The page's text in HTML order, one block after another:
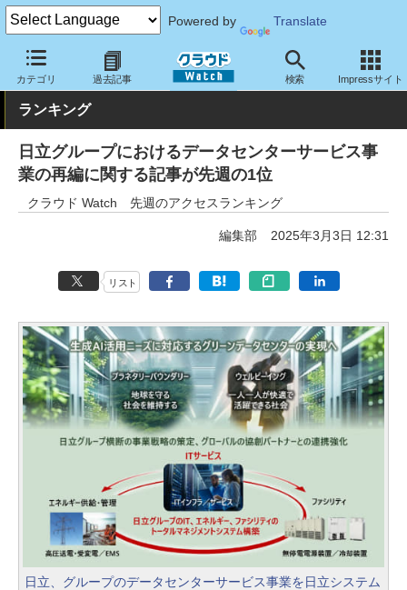
Powered by Translate
カテゴリ 過去記事 検索 Impressサイト
クラウド Watch トピック ランキング
ランキング
日立グループにおけるデータセンターサービス事
業の再編に関する記事が先週の1位
クラウド Watch 先週のアクセスランキング
編集部 2025年3月3日 12:31
リスト
日立、グループのデータセンターサービス事業を日立システム